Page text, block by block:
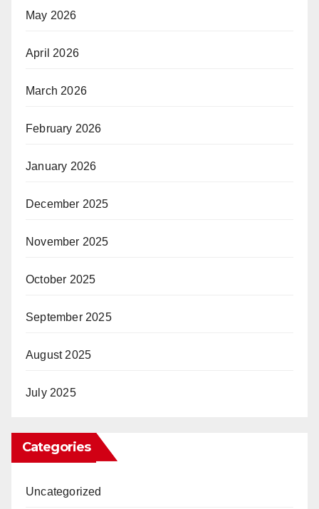
May 2026
April 2026
March 2026
February 2026
January 2026
December 2025
November 2025
October 2025
September 2025
August 2025
July 2025
Categories
Uncategorized